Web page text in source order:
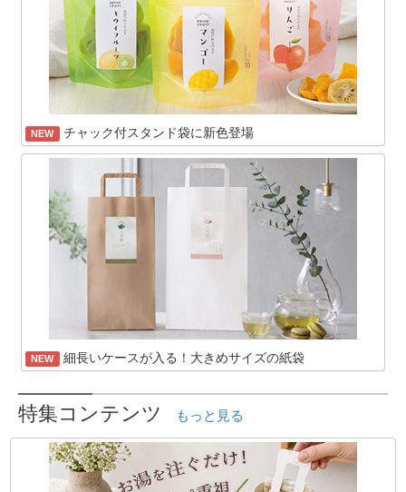
NEW チャック付スタンド袋に新色登場
NEW 細長いケースが入る！大きめサイズの紙袋
特集コンテンツ もっと見る